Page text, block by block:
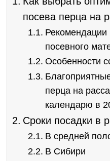
посева перца на
Рекомендации
посевного
Особенности
перца на
календарю в
Сроки посадки в
В средней
В Сибири